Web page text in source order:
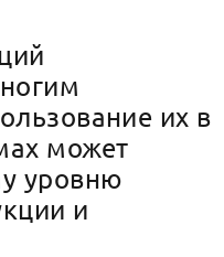
их в
может
уровню
и